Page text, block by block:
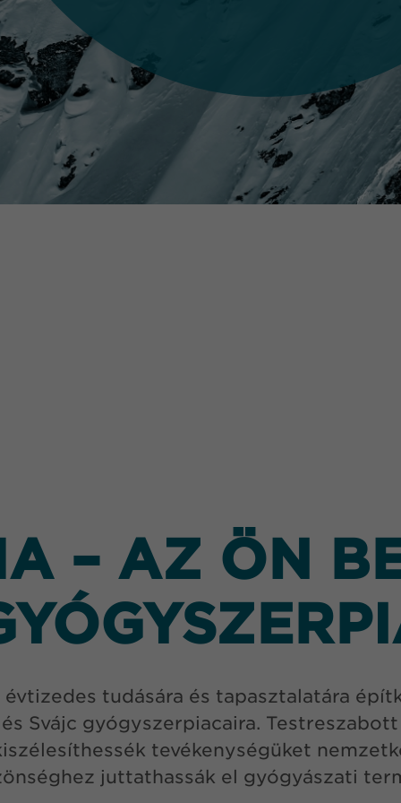
– AZ ÖN
tudására és tapasztalatára
Svájc gyógyszerpiacaira.
tevékenységüket
juttathassák el gyógyászati